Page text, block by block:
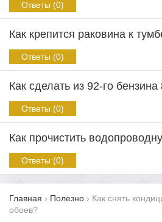
Ответы (0)
Как крепится раковина к
Ответы (0)
Как сделать из 92-го бензина
Ответы (0)
Как прочистить
Ответы (0)
Главная › Полезно › Как снять
обоев?